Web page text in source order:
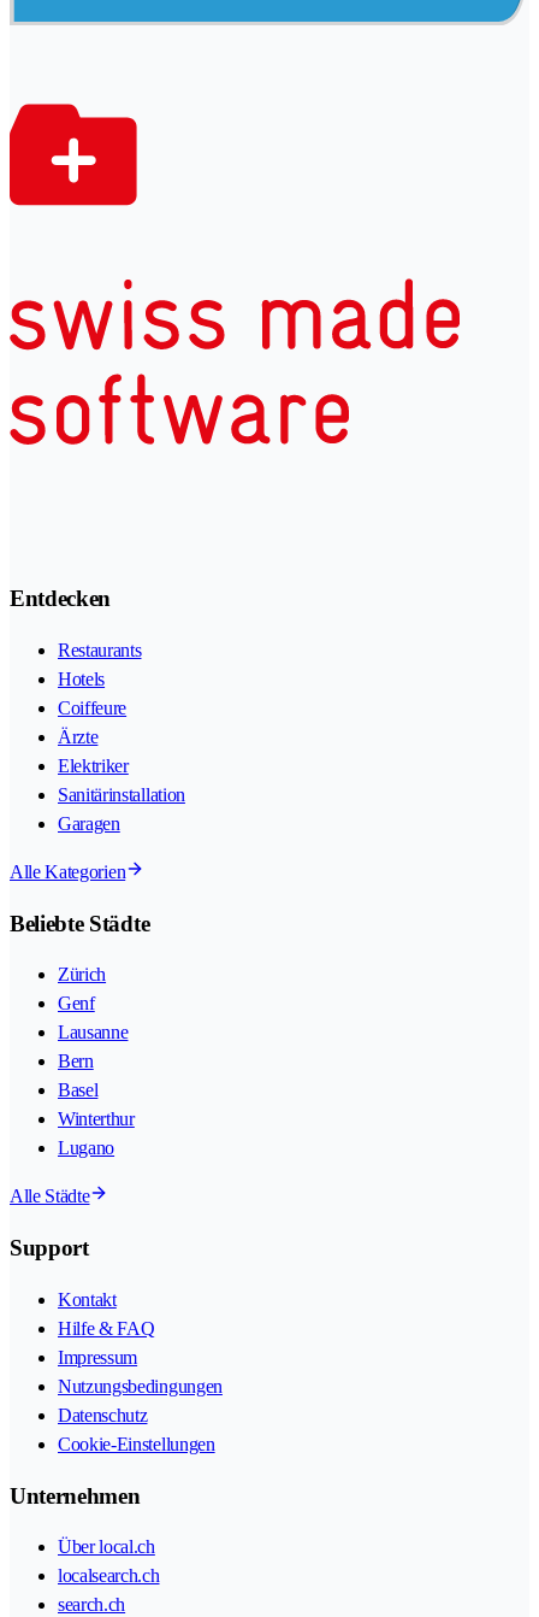
Entdecken
Restaurants
Hotels
Coiffeure
Ärzte
Elektriker
Sanitärinstallation
Garagen
Alle Kategorien
Beliebte Städte
Zürich
Genf
Lausanne
Bern
Basel
Winterthur
Lugano
Alle Städte
Support
Kontakt
Hilfe & FAQ
Impressum
Nutzungsbedingungen
Datenschutz
Cookie-Einstellungen
Unternehmen
Über local.ch
localsearch.ch
search.ch